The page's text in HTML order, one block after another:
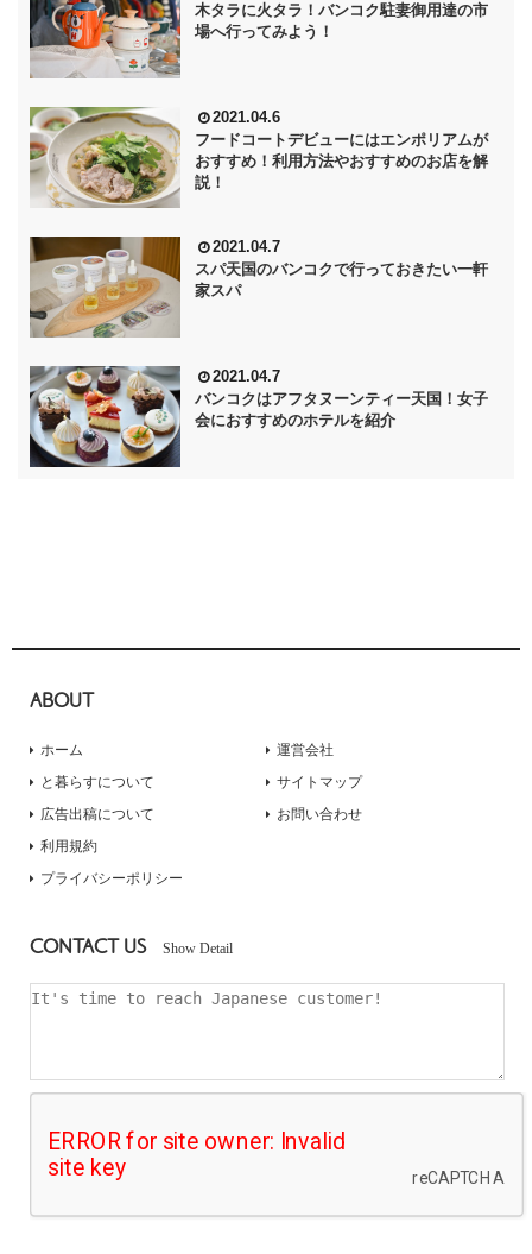
木タラに火タラ！バンコク駐妻御用達の市
場へ行ってみよう！
2021.04.6
フードコートデビューにはエンポリアムが
おすすめ！利用方法やおすすめのお店を解
説！
2021.04.7
スパ天国のバンコクで行っておきたい一軒
家スパ
2021.04.7
バンコクはアフタヌーンティー天国！女子
会におすすめのホテルを紹介
ABOUT
ホーム
と暮らすについて
広告出稿について
運営会社
サイトマップ
お問い合わせ
利用規約
プライバシーポリシー
CONTACT US Show Detail